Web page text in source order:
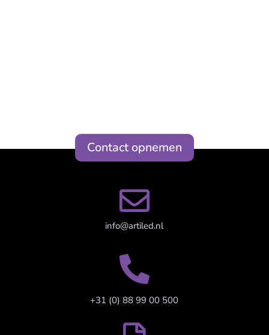
Contact opnemen

info@artiled.nl

+31 (0) 88 99 00 500